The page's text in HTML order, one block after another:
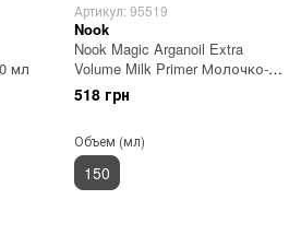
мл
Артикул: 95519
Nook
Nook Magic Arganoil Extra
Volume Milk Primer Молочко-
спрей для объема с антифриз-
эффектом 150 мл
518 грн
Объем (мл)
150